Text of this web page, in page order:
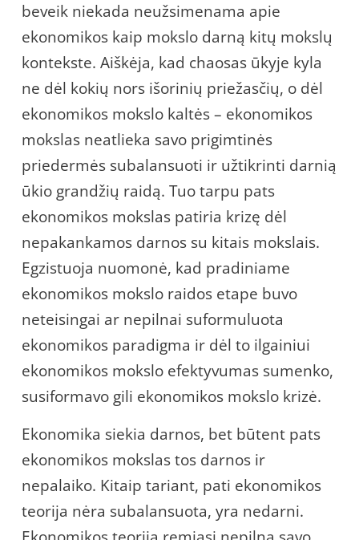
beveik niekada neužsimenama apie
ekonomikos kaip mokslo darną kitų mokslų
kontekste. Aiškėja, kad chaosas ūkyje kyla
ne dėl kokių nors išorinių priežasčių, o dėl
ekonomikos mokslo kaltės – ekonomikos
mokslas neatlieka savo prigimtinės
priedermės subalansuoti ir užtikrinti darnią
ūkio grandžių raidą. Tuo tarpu pats
ekonomikos mokslas patiria krizę dėl
nepakankamos darnos su kitais mokslais.
Egzistuoja nuomonė, kad pradiniame
ekonomikos mokslo raidos etape buvo
neteisingai ar nepilnai suformuluota
ekonomikos paradigma ir dėl to ilgainiui
ekonomikos mokslo efektyvumas sumenko,
susiformavo gili ekonomikos mokslo krizė.
Ekonomika siekia darnos, bet būtent pats
ekonomikos mokslas tos darnos ir
nepalaiko. Kitaip tariant, pati ekonomikos
teorija nėra subalansuota, yra nedarni.